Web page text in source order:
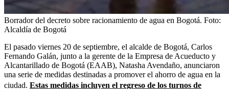
Borrador del decreto sobre racionamiento de agua en Bogotá. Foto:
Alcaldía de Bogotá
El pasado viernes 20 de septiembre, el alcalde de Bogotá, Carlos
Fernando Galán, junto a la gerente de la Empresa de Acueducto y
Alcantarillado de Bogotá (EAAB), Natasha Avendaño, anunciaron
una serie de medidas destinadas a promover el ahorro de agua en la
ciudad. Estas medidas incluyen el regreso de los turnos de